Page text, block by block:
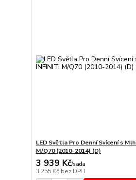
LED Světla Pro Denní Svícení s
M/Q70 (2010-2014) (D)
3 939 Kč/sada
3 255 Kč bez DPH